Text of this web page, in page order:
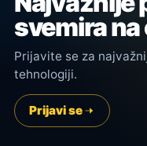
svemira
Prijavite se za
tehnologiji.
Prijavi se